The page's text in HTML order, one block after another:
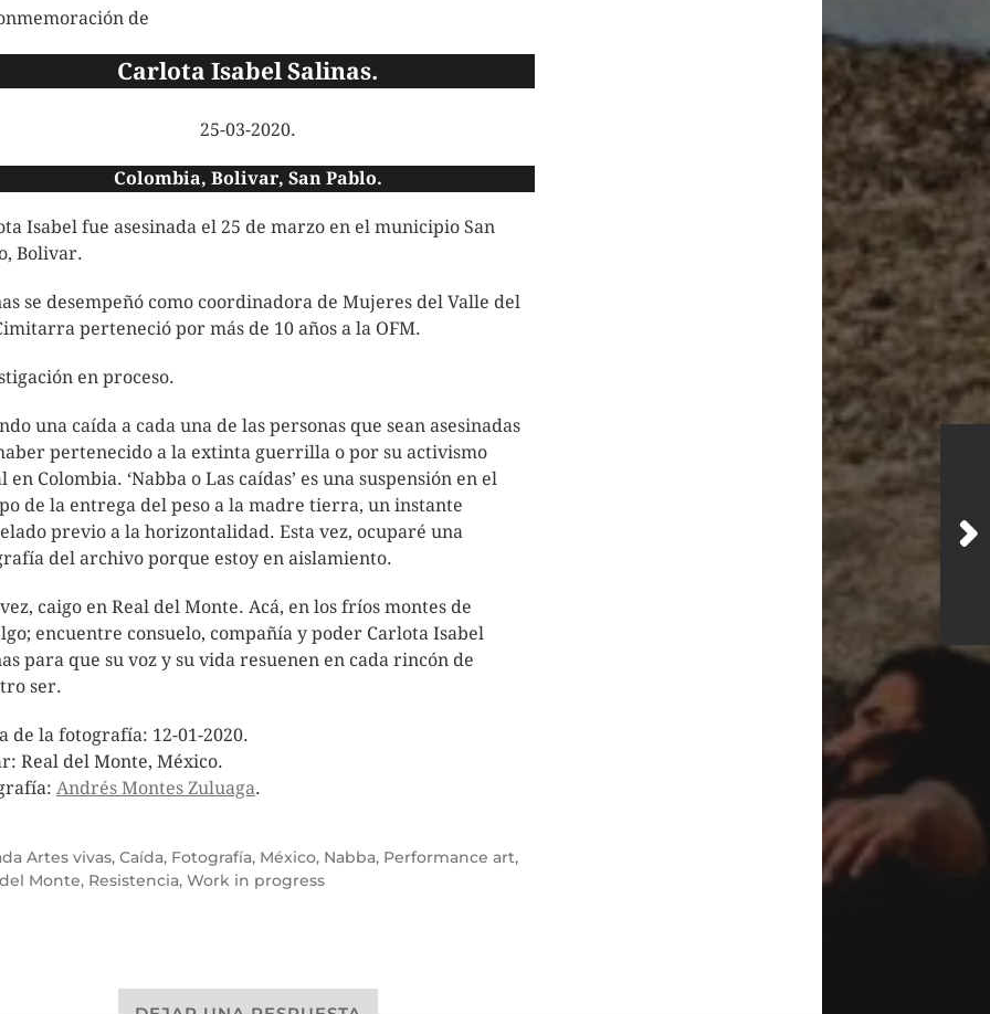
de
Carlota Isabel Salinas.
25-03-2020.
Colombia, Bolivar, San Pablo.
Isabel fue asesinada el 25 de marzo en el municipio San
Bolivar.
se desempeñó como coordinadora de Mujeres del Valle del
perteneció por más de 10 años a la OFM.
en proceso.
una caída a cada una de las personas que sean asesinadas
pertenecido a la extinta guerrilla o por su activismo
en Colombia. ‘Nabba o Las caídas’ es una suspensión en el
de la entrega del peso a la madre tierra, un instante
previo a la horizontalidad. Esta vez, ocuparé una
del archivo porque estoy en aislamiento.
caigo en Real del Monte. Acá, en los fríos montes de
encuentre consuelo, compañía y poder Carlota Isabel
para que su voz y su vida resuenen en cada rincón de
ser.
de la fotografía: 12-01-2020.
Real del Monte, México.
Andrés Montes Zuluaga.
Artes vivas, Caída, Fotografía, México, Nabba, Performance art,
Monte, Resistencia, Work in progress